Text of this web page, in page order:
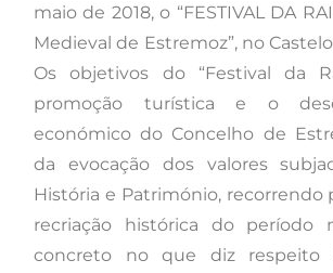
maio de 2018, o “FESTIVAL DA
Medieval de Estremoz”, no
Os objetivos do “Festival da
promoção turística e o
económico do Concelho de
da evocação dos valores
História e Património, recorrendo
recriação histórica do período
concreto no que diz respeito